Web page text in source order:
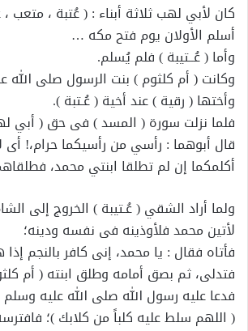
كان لأبي لهب ثلاثة أبناء : ( عُتبة ، متعب ،
أسلم الأولان يوم فتح مكه …
وأما ( عُــتيبة ) فلم يُسلم.
وكانت ( أم كلثوم ) بنت الرسول صلى
وأختها ( رقية ) عند أخية ( عُـتبة ).
فلما نزلت سورة ( المسد ) فى حق ( أبي
قال أبوهما : رأسي من رأسيكما حرام،! أى
أكلمكما إن لم تطلقا ابنتي محمد،
ولما أراد الشقي ( عُـتيبة ) الخروج إلى
لأتين محمد فلأوذينه فى نفسه ودينه؛
فأتاه فقال : يا محمد، إنى كافر بالنجم
فتدلى، ثم بصق أمامه وطلق ابنته ( أم
فدعا عليه رسول الله صلى الله عليه
( اللهم سلط عليه كلباً من كلابك )؛